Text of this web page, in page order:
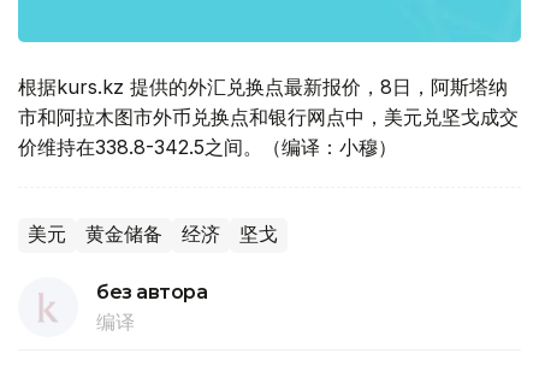
根据kurs.kz 提供的外汇兑换点最新报价，8日，阿斯塔纳
市和阿拉木图市外币兑换点和银行网点中，美元兑坚戈成交
价维持在338.8-342.5之间。（编译：小穆）
美元 黄金储备 经济 坚戈
без автора
编译